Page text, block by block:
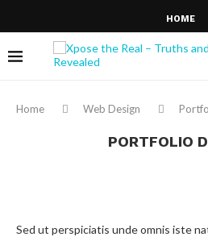
HOME
Home Web Design
PORTFOLIO
Sed ut perspiciatis unde omnis iste